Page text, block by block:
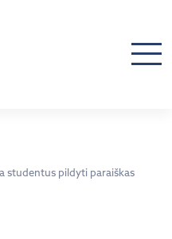
studentus pildyti paraiškas